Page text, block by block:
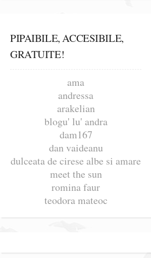
PIPAIBILE, ACCESIBILE,
GRATUITE!
ama
andressa
arakelian
blogu' lu' andra
dam167
dan vaideanu
dulceata de cirese albe si amare
meet the sun
romina faur
teodora mateoc